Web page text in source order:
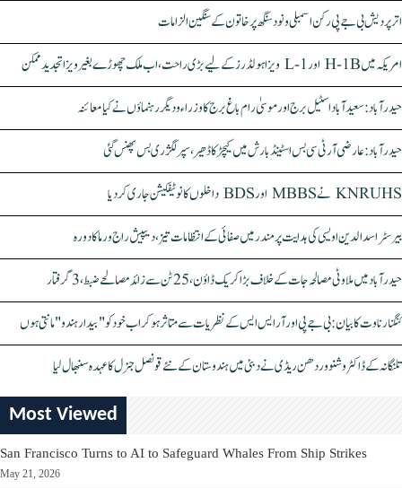
اتر پردیش بی جے پی رکن اسمبلی ونود سنگھ پر خاتون کے سنگین الزامات
امریکہ میں H-1B اور L-1 ویزا ہولڈرز کے لیے بڑی راحت، اب ملک چھوڑے بغیر ویزا تجدید ممکن
حیدرآباد: سعیدآباد اسٹیل برج اور موسیٰ رام باغ برج کا وزراء و دیگر رہنماؤں نے کیا معائنہ
حیدرآباد: عارضی آر ٹی سی بس اسٹینڈ بارش میں کیچڑ کا ڈھیر، سپر لگژری بس پھنس گئی
KNRUHS نے MBBS اور BDS داخلوں کا نوٹیفکیشن جاری کر دیا
بیرسٹر اسدالدین اویسی کی ہدایت پر مندر میں صفائی کے انتظامات تیز، دیپیش راج ورما کا دورہ
حیدرآباد میں ملاوٹی مصالحہ جات کے خلاف بڑا کریک ڈاؤن، 25 ٹن سے زائد مصالحے ضبط، 3 گرفتار
کنگنا رناوت کا بیان: بی جے پی اور آر ایس ایس کے نظریات سے متاثر ہو کر اب خود کو "بیدار ہندو" مانتی ہوں
تلنگانہ کے ڈاکٹر وشنو وردھن ریڈی نے دبئی میں ہندوستان کے نئے قونصل جنرل کا عہدہ سنبھال لیا
Most Viewed
San Francisco Turns to AI to Safeguard Whales From Ship Strikes
May 21, 2026